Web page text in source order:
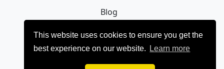
This website uses cookies to ensure you get the
best experience on our website.
Learn more
Blog
Sign Up
Privacy policy